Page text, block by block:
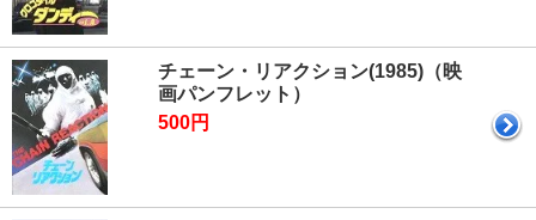
チェーン・リアクション(1985)（映
画パンフレット）
500円